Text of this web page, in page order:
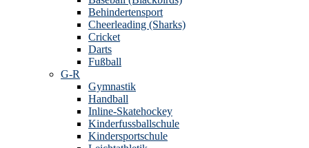
Behindertensport
Cheerleading (Sharks)
Cricket
Darts
Fußball
G-R
Gymnastik
Handball
Inline-Skatehockey
Kinderfussballschule
Kindersportschule